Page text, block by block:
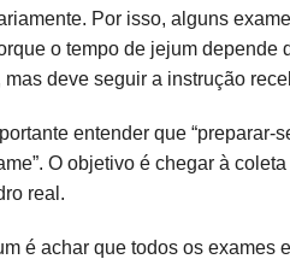
Por isso, alguns
o tempo de jejum
mas deve seguir a instrução
entender que
O objetivo é chegar à
real.
é achar que todos os